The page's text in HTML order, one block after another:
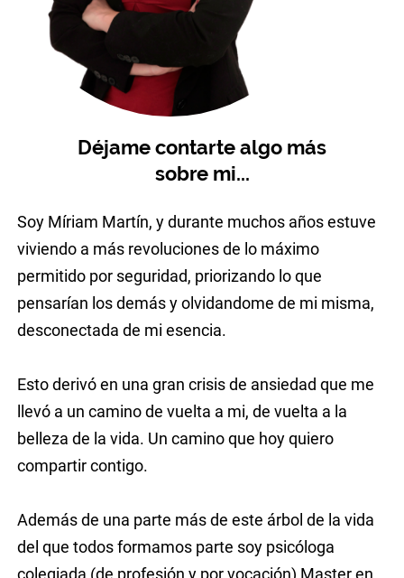
Déjame contarte algo más
sobre mi...
Soy Míriam Martín, y durante muchos años estuve
viviendo a más revoluciones de lo máximo
permitido por seguridad, priorizando lo que
pensarían los demás y olvidandome de mi misma,
desconectada de mi esencia.
Esto derivó en una gran crisis de ansiedad que me
llevó a un camino de vuelta a mi, de vuelta a la
belleza de la vida. Un camino que hoy quiero
compartir contigo.
Además de una parte más de este árbol de la vida
del que todos formamos parte soy psicóloga
colegiada (de profesión y por vocación) Master en